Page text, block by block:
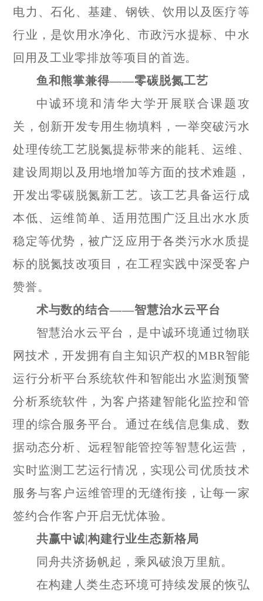
电力、石化、基建、钢铁、饮用以及医疗等
行业，是饮用水净化、市政污水提标、中水
回用及工业零排放等项目的首选。
鱼和熊掌兼得——零碳脱氮工艺
中诚环境和清华大学开展联合课题攻
关，创新开发专用生物填料，一举突破污水
处理传统工艺脱氮提标带来的能耗、运维、
建设周期以及用地增加等方面的技术难题，
开发出零碳脱氮新工艺。该工艺具备运行成
本低、运维简单、适用范围广泛且出水水质
稳定等优势，被广泛应用于各类污水水质提
标的脱氮技改项目，在工程实践中深受客户
赞誉。
术与数的结合——智慧治水云平台
智慧治水云平台，是中诚环境通过物联
网技术，开发拥有自主知识产权的MBR智能
运行分析平台系统软件和智能出水监测预警
分析系统软件，为客户搭建智能化监控和管
理的综合服务平台。通过在线信息集成、数
据动态分析、远程智能管控等智慧化运营，
实时监测工艺运行情况，实现公司优质技术
服务与客户运维管理的无缝衔接，让每一家
签约合作客户开启无忧体验。
共赢中诚 |构建行业生态新格局
同舟共济扬帆起，乘风破浪万里航。
在构建人类生态环境可持续发展的恢弘